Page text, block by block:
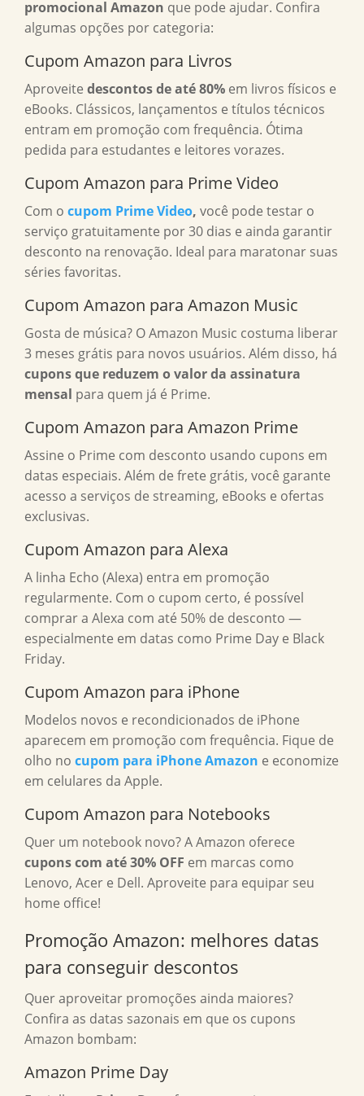
promocional Amazon que pode ajudar. Confira
algumas opções por categoria:
Cupom Amazon para Livros
Aproveite descontos de até 80% em livros físicos e
eBooks. Clássicos, lançamentos e títulos técnicos
entram em promoção com frequência. Ótima
pedida para estudantes e leitores vorazes.
Cupom Amazon para Prime Video
Com o cupom Prime Video, você pode testar o
serviço gratuitamente por 30 dias e ainda garantir
desconto na renovação. Ideal para maratonar suas
séries favoritas.
Cupom Amazon para Amazon Music
Gosta de música? O Amazon Music costuma liberar
3 meses grátis para novos usuários. Além disso, há
cupons que reduzem o valor da assinatura
mensal para quem já é Prime.
Cupom Amazon para Amazon Prime
Assine o Prime com desconto usando cupons em
datas especiais. Além de frete grátis, você garante
acesso a serviços de streaming, eBooks e ofertas
exclusivas.
Cupom Amazon para Alexa
A linha Echo (Alexa) entra em promoção
regularmente. Com o cupom certo, é possível
comprar a Alexa com até 50% de desconto —
especialmente em datas como Prime Day e Black
Friday.
Cupom Amazon para iPhone
Modelos novos e recondicionados de iPhone
aparecem em promoção com frequência. Fique de
olho no cupom para iPhone Amazon e economize
em celulares da Apple.
Cupom Amazon para Notebooks
Quer um notebook novo? A Amazon oferece
cupons com até 30% OFF em marcas como
Lenovo, Acer e Dell. Aproveite para equipar seu
home office!
Promoção Amazon: melhores datas
para conseguir descontos
Quer aproveitar promoções ainda maiores?
Confira as datas sazonais em que os cupons
Amazon bombam:
Amazon Prime Day